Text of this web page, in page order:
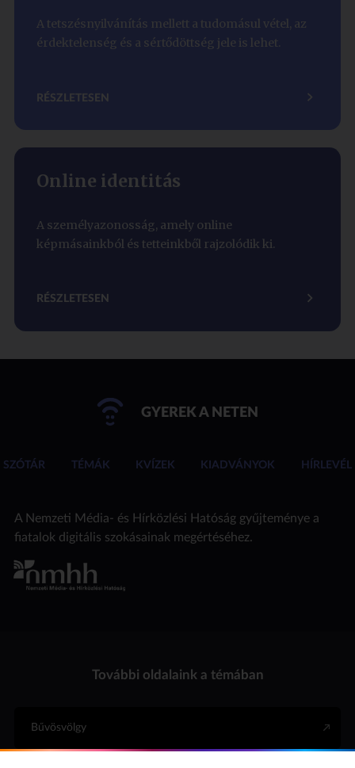
A tetszésnyilvánítás mellett a tudomásul vétel, az
érdektelenség és a sértődöttség jele is lehet.
RÉSZLETESEN
Online identitás
A személyazonosság, amely online
képmásainkból és tetteinkből rajzolódik ki.
RÉSZLETESEN
GYEREK A NETEN
SZÓTÁR TÉMÁK KVÍZEK KIADVÁNYOK HÍRLEVÉL
A Nemzeti Média- és Hírközlési Hatóság gyűjteménye a
fiatalok digitális szokásainak megértéséhez.
További oldalaink a témában
Bűvösvölgy